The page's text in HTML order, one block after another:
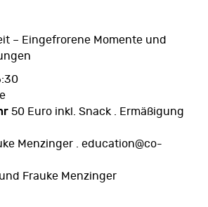
– Eingefrorene Momente und
50 Euro inkl. Snack . Ermäßigung
Menzinger . education@co-
Frauke Menzinger